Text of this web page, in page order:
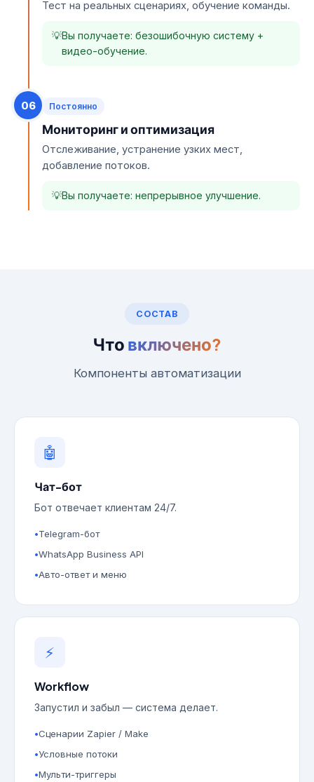
Тест на реальных сценариях, обучение команды.
Вы получаете: безошибочную систему +
видео-обучение.
06 Постоянно
Мониторинг и оптимизация
Отслеживание, устранение узких мест,
добавление потоков.
Вы получаете: непрерывное улучшение.
СОСТАВ
Что включено?
Компоненты автоматизации
🤖
Чат-бот
Бот отвечает клиентам 24/7.
Telegram-бот
WhatsApp Business API
Авто-ответ и меню
⚡
Workflow
Запустил и забыл — система делает.
Сценарии Zapier / Make
Условные потоки
Мульти-триггеры